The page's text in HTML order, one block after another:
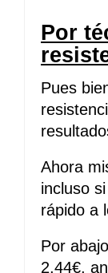
Por
Pues
Ahora
incluso
rápido a
Por
2,44€,